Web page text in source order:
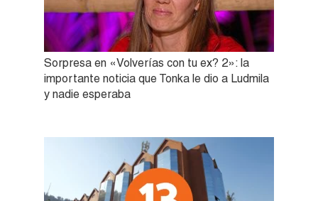
Sorpresa en «Volverías con tu ex? 2»: la
importante noticia que Tonka le dio a Ludmila
y nadie esperaba